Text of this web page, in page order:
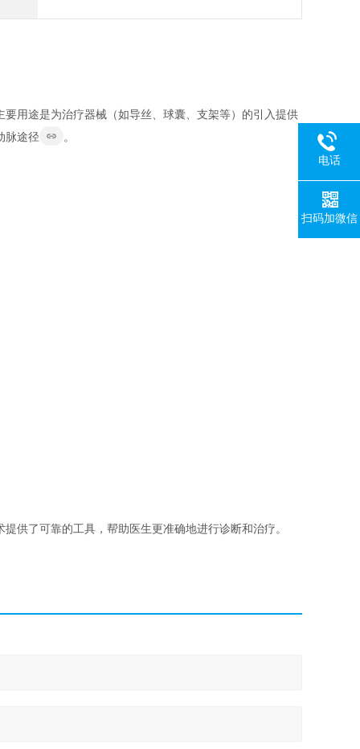
用途是为治疗器械（如导丝、球囊、支架等）的引入提供
脉途径
。
供了可靠的工具，帮助医生更准确地进行诊断和治疗。
电话
扫码加微信